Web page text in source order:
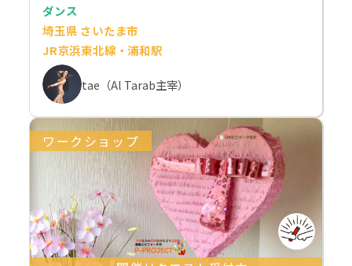
ダンス
埼玉県 さいたま市
JR京浜東北線・浦和駅
tae（Al Tarab主宰）
ワークショップ